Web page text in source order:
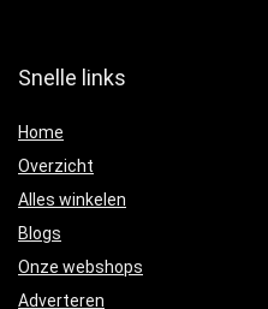
Snelle links
Home
Overzicht
Alles winkelen
Blogs
Onze webshops
Adverteren